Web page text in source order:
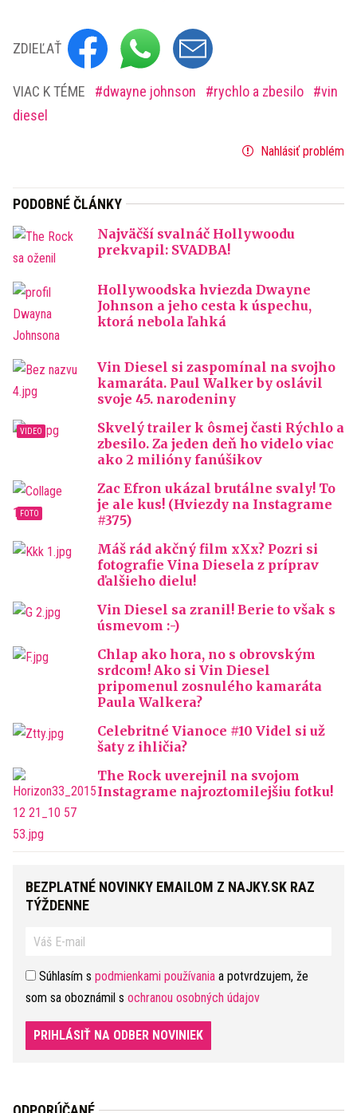
ZDIEĽAŤ
VIAC K TÉME dwayne johnson rychlo a zbesilo
vin
diesel
Nahlásiť problém
PODOBNÉ ČLÁNKY
Najväčší svalnáč Hollywoodu
prekvapil: SVADBA!
Hollywoodska hviezda Dwayne
Johnson a jeho cesta k úspechu,
ktorá nebola ľahká
Vin Diesel si zaspomínal na svojho
kamaráta. Paul Walker by oslávil
svoje 45. narodeniny
Skvelý trailer k ôsmej časti Rýchlo a
zbesilo. Za jeden deň ho videlo viac
ako 2 milióny fanúšikov
Zac Efron ukázal brutálne svaly! To
je ale kus! (Hviezdy na Instagrame
#375)
Máš rád akčný film xXx? Pozri si
fotografie Vina Diesela z príprav
ďalšieho dielu!
Vin Diesel sa zranil! Berie to však s
úsmevom :-)
Chlap ako hora, no s obrovským
srdcom! Ako si Vin Diesel
pripomenul zosnulého kamaráta
Paula Walkera?
Celebritné Vianoce #10 Videl si už
šaty z ihličia?
The Rock uverejnil na svojom
Instagrame najroztomilejšiu fotku!
BEZPLATNÉ NOVINKY EMAILOM Z NAJKY.SK RAZ
TÝŽDENNE
Súhlasím s podmienkami používania a potvrdzujem, že
som sa oboznámil s ochranou osobných údajov
PRIHLÁSIŤ NA ODBER NOVINIEK